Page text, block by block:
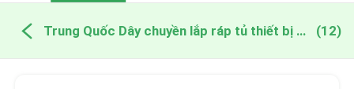
Trung Quốc Dây chuyền lắp ráp tủ thiết bị đóng cắt (12)